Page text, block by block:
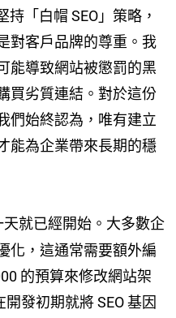
「白帽 SEO」策略，
對客戶品牌的尊重。我
能導致網站被懲罰的黑
買劣質連結。對於這份
們始終認為，唯有建立
能為企業帶來長期的穩
天就已經開始。大多數企
化，這通常需要額外編
的預算來修改網站架
發初期就將 SEO 基因